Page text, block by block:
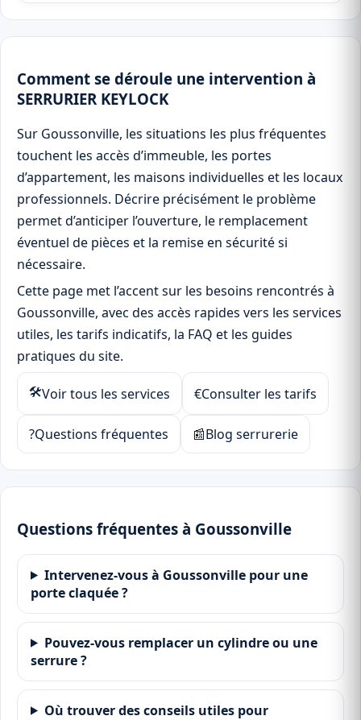
Comment se déroule une intervention à
SERRURIER KEYLOCK
Sur Goussonville, les situations les plus fréquentes
touchent les accès d’immeuble, les portes
d’appartement, les maisons individuelles et les locaux
professionnels. Décrire précisément le problème
permet d’anticiper l’ouverture, le remplacement
éventuel de pièces et la remise en sécurité si
nécessaire.
Cette page met l’accent sur les besoins rencontrés à
Goussonville, avec des accès rapides vers les services
utiles, les tarifs indicatifs, la FAQ et les guides
pratiques du site.
🛠Voir tous les services €Consulter les tarifs
?Questions fréquentes 📰Blog serrurerie
Questions fréquentes à Goussonville
Intervenez-vous à Goussonville pour une
porte claquée ?
Pouvez-vous remplacer un cylindre ou une
serrure ?
Où trouver des conseils utiles pour